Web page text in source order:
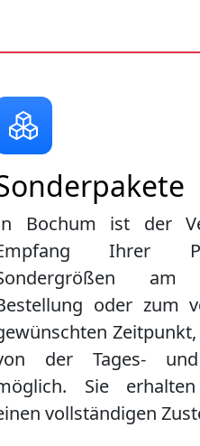
Bochum ist der
Ihrer
oder zum
der Tages- und
Sie
vollständigen